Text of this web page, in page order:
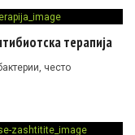
терапија
често